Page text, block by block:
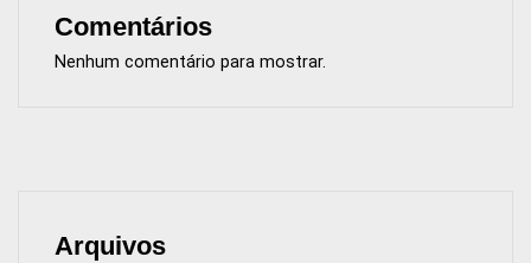
Comentários
Nenhum comentário para mostrar.
Arquivos